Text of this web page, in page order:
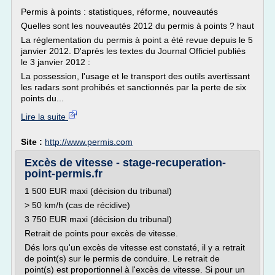
Permis à points : statistiques, réforme, nouveautés
Quelles sont les nouveautés 2012 du permis à points ? haut
La réglementation du permis à point a été revue depuis le 5
janvier 2012. D'après les textes du Journal Officiel publiés
le 3 janvier 2012 :
La possession, l'usage et le transport des outils avertissant
les radars sont prohibés et sanctionnés par la perte de six
points du...
Lire la suite
Site : http://www.permis.com
Excès de vitesse - stage-recuperation-
point-permis.fr
1 500 EUR maxi (décision du tribunal)
> 50 km/h (cas de récidive)
3 750 EUR maxi (décision du tribunal)
Retrait de points pour excès de vitesse.
Dés lors qu'un excès de vitesse est constaté, il y a retrait
de point(s) sur le permis de conduire. Le retrait de
point(s) est proportionnel à l'excès de vitesse. Si pour un